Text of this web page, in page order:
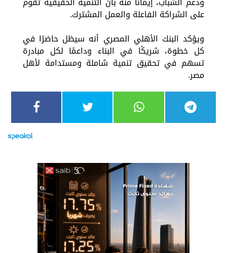
على الشراكة الفاعلة والعمل المشترك.
ويؤكد البنك الأهلي المصري أنه سيظل حاضرًا في
كل خطوة، شريكًا في البناء وداعمًا لكل مبادرة
تسهم في تحقيق تنمية شاملة ومستدامة لأهل
مصر.